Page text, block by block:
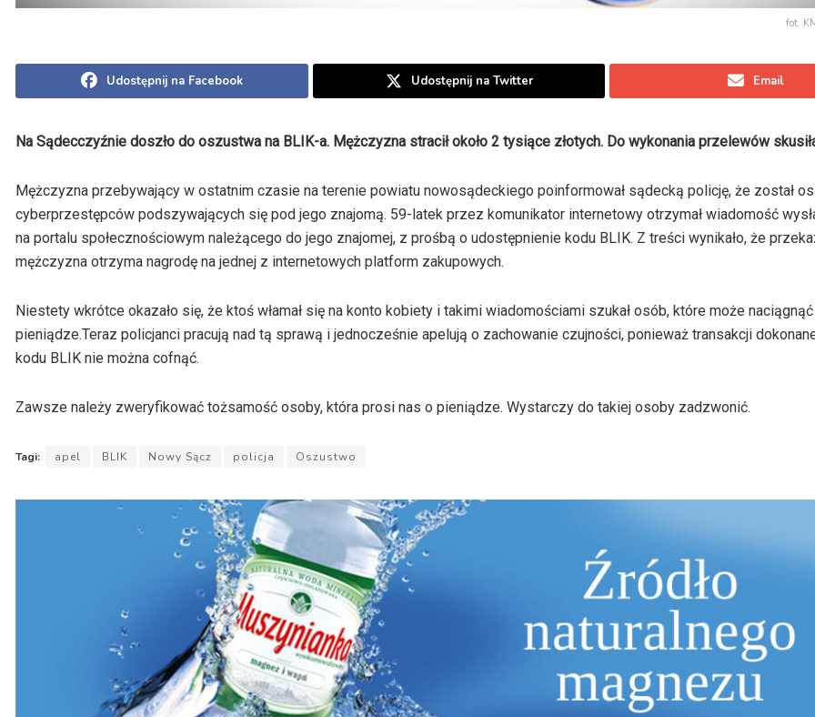
fot.
Udostępnij na Facebook Udostępnij na Twitter Email
Na Sądecczyźnie doszło do oszustwa na BLIK-a. Mężczyzna stracił około 2 tysiące złotych. Do wykonania przelewów
Mężczyzna przebywający w ostatnim czasie na terenie powiatu nowosądeckiego poinformował sądecką policję, że został
cyberprzestępców podszywających się pod jego znajomą. 59-latek przez komunikator internetowy otrzymał wiadomość
na portalu społecznościowym należącego do jego znajomej, z prośbą o udostępnienie kodu BLIK. Z treści wynikało, że
mężczyzna otrzyma nagrodę na jednej z internetowych platform zakupowych.
Niestety wkrótce okazało się, że ktoś włamał się na konto kobiety i takimi wiadomościami szukał osób, które może naciągnąć
pieniądze.Teraz policjanci pracują nad tą sprawą i jednocześnie apelują o zachowanie czujności, ponieważ transakcji
kodu BLIK nie można cofnąć.
Zawsze należy zweryfikować tożsamość osoby, która prosi nas o pieniądze. Wystarczy do takiej osoby zadzwonić.
Tagi: apel BLIK Nowy Sącz policja Oszustwo